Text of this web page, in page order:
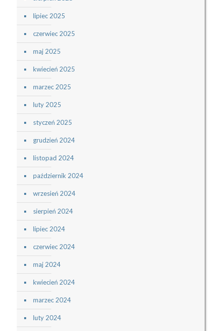
lipiec 2025
czerwiec 2025
maj 2025
kwiecień 2025
marzec 2025
luty 2025
styczeń 2025
grudzień 2024
listopad 2024
październik 2024
wrzesień 2024
sierpień 2024
lipiec 2024
czerwiec 2024
maj 2024
kwiecień 2024
marzec 2024
luty 2024